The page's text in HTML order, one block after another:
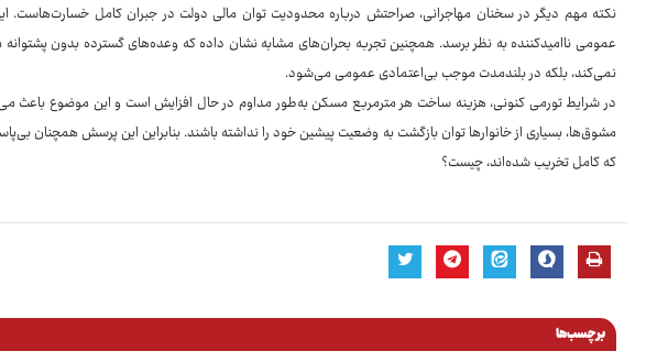
نکته مهم دیگر در سخنان مهاجرانی، صراحتش درباره محدودیت توان مالی دولت در جبران کامل خسارت‌هاست.
عمومی ناامیدکننده به نظر برسد. همچنین تجربه بحران‌های مشابه نشان داده که وعده‌های گسترده بدون پشتوانه
نمی‌کند، بلکه در بلندمدت موجب بی‌اعتمادی عمومی می‌شود.
در شرایط تورمی کنونی، هزینه ساخت هر مترمربع مسکن به‌طور مداوم در حال افزایش است و این موضوع باعث
که کامل تخریب شده‌اند، چیست؟
برچسب‌ها